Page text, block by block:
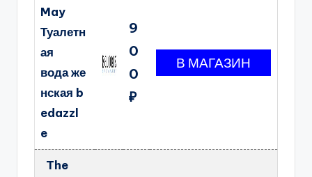
May
Туалетн
ая
вода же
нская b
edazzl
e
9
0
0
₽
The